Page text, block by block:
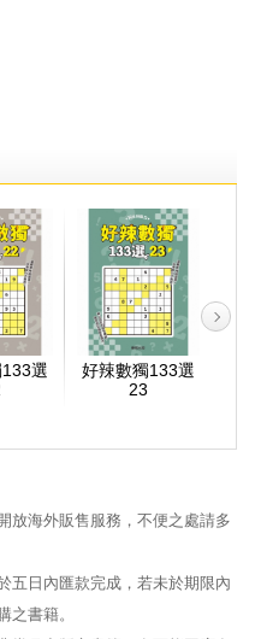
選
好辣數獨133選
23
放海外販售服務，不便之處請多
五日內匯款完成，若未於期限內
之書籍。